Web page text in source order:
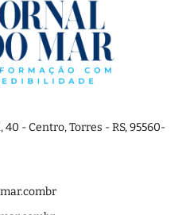
- Centro, Torres - RS, 95560-